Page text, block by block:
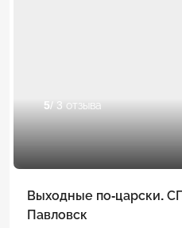
5/ 3 отзыва
Выходные по-царски.
Павловск